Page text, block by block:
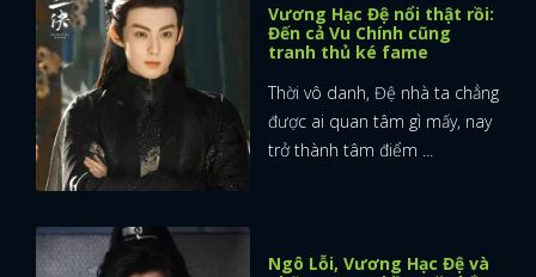
Vương Hạc Đệ nổi thật rồi:
Đến cả Vu Chính cũng
tranh thủ ké fame
Thời vô danh, Đệ nhà ta chẳng
được ai quan tâm gì mấy, nay
trở thành tâm điểm ...
Ngô Lỗi, Vương Hạc Đệ và